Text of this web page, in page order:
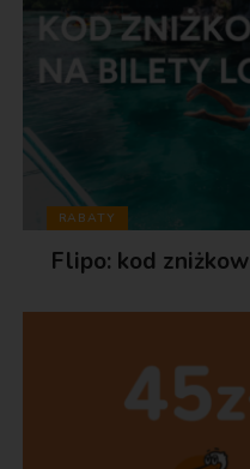
RABATY
Flipo: kod